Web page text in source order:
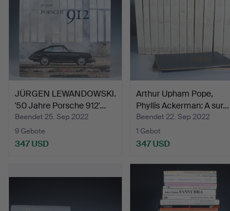
JÜRGEN LEWANDOWSKI.
'50 Jahre Porsche 912'…
Beendet 25. Sep 2022
9 Gebote
347 USD
Arthur Upham Pope,
Phyllis Ackerman: A sur…
Beendet 22. Sep 2022
1 Gebot
347 USD